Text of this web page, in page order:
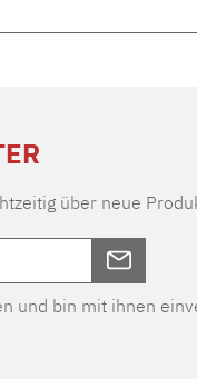
über neue
und bin mit ihnen